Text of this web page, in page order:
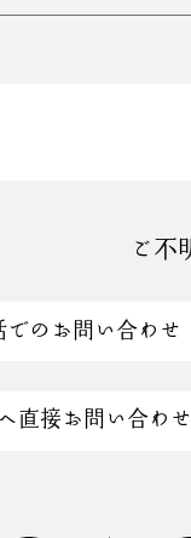
ご不
でのお問い合わせ
直接お問い合わせ